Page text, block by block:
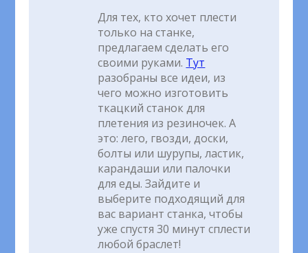
Для тех, кто хочет плести
только на станке,
предлагаем сделать его
своими руками. Тут
разобраны все идеи, из
чего можно изготовить
ткацкий станок для
плетения из резиночек. А
это: лего, гвозди, доски,
болты или шурупы, ластик,
карандаши или палочки
для еды. Зайдите и
выберите подходящий для
вас вариант станка, чтобы
уже спустя 30 минут сплести
любой браслет!